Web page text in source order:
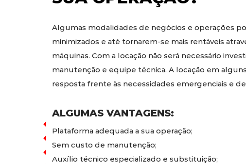
Algumas modalidades de negócios e operações
minimizados e até tornarem-se mais rentáveis
máquinas. Com a locação não será necessário
manutenção e equipe técnica. A locação em
resposta frente às necessidades emergenciais e
ALGUMAS VANTAGENS:
Plataforma adequada a sua operação;
Sem custo de manutenção;
Auxílio técnico especializado e substituição;